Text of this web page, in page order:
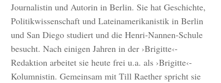
Journalistin und Autorin in Berlin. Sie hat Geschichte,
Politikwissenschaft und Lateinamerikanistik in Berlin
und San Diego studiert und die Henri-Nannen-Schule
besucht. Nach einigen Jahren in der ›Brigitte‹-
Redaktion arbeitet sie heute frei u.a. als ›Brigitte‹-
Kolumnistin. Gemeinsam mit Till Raether spricht sie